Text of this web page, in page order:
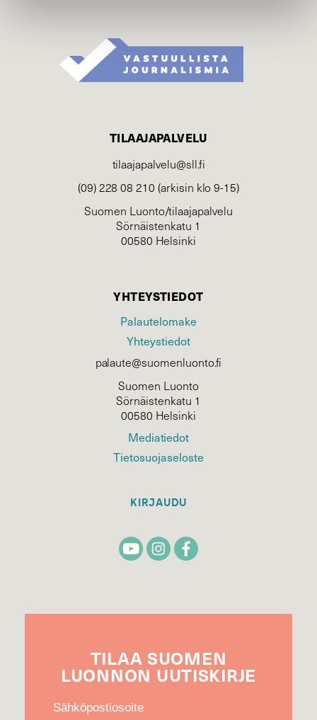
TILAAJAPALVELU
tilaajapalvelu@sll.fi
(09) 228 08 210 (arkisin klo 9-15)
Suomen Luonto/tilaajapalvelu
Sörnäistenkatu 1
00580 Helsinki
YHTEYSTIEDOT
Palautelomake
Yhteystiedot
palaute@suomenluonto.fi
Suomen Luonto
Sörnäistenkatu 1
00580 Helsinki
Mediatiedot
Tietosuojaseloste
KIRJAUDU
TILAA SUOMEN
LUONNON UUTIS­KIRJE
Sähköpostiosoite